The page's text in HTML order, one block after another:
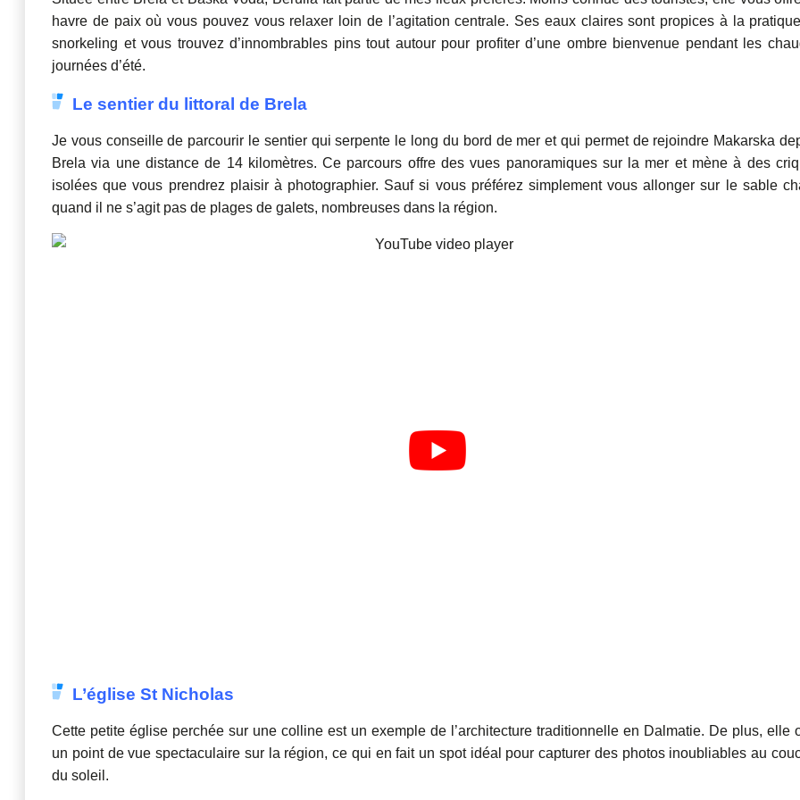
havre de paix où vous pouvez vous relaxer loin de l’agitation centrale. Ses eaux claires sont propices à la
snorkeling et vous trouvez d’innombrables pins tout autour pour profiter d’une ombre bienvenue pendant les
journées d’été.
Le sentier du littoral de Brela
Je vous conseille de parcourir le sentier qui serpente le long du bord de mer et qui permet de rejoindre Makarska
Brela via une distance de 14 kilomètres. Ce parcours offre des vues panoramiques sur la mer et mène à des
isolées que vous prendrez plaisir à photographier. Sauf si vous préférez simplement vous allonger sur le sable
quand il ne s’agit pas de plages de galets, nombreuses dans la région.
L’église St Nicholas
Cette petite église perchée sur une colline est un exemple de l’architecture traditionnelle en Dalmatie. De plus, elle
un point de vue spectaculaire sur la région, ce qui en fait un spot idéal pour capturer des photos inoubliables au
du soleil.